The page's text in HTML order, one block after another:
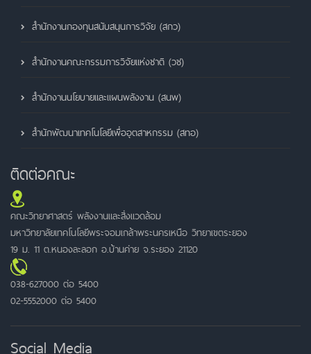
สำนักงานกองทุนสนับสนุนการวิจัย (สกว)
สำนักงานคณะกรรมการวิจัยแห่งชาติ (วช)
สำนักงานนโยบายและแผนพลังงาน (สนพ)
สำนักพัฒนาเทคโนโลยีเพื่ออุตสาหกรรม (สทอ)
ติดต่อคณะ
คณะวิทยาศาสตร์ พลังงานและสิ่งแวดล้อม
มหาวิทยาลัยเทคโนโลยีพระจอมเกล้าพระนครเหนือ วิทยาเขตระยอง
19 ม. 11 ต.หนองละลอก อ.บ้านค่าย จ.ระยอง 21120
038-627000 ต่อ 5400
02-5552000 ต่อ 5400
Social Media